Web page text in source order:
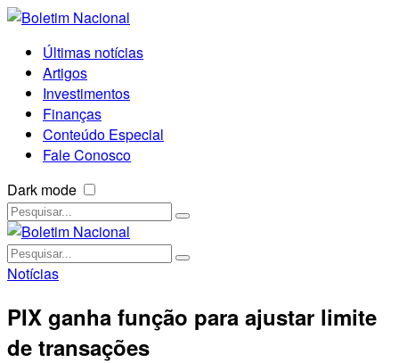
Últimas notícias
Artigos
Investimentos
Finanças
Conteúdo Especial
Fale Conosco
Dark mode
Notícias
PIX ganha função para ajustar limite
de transações